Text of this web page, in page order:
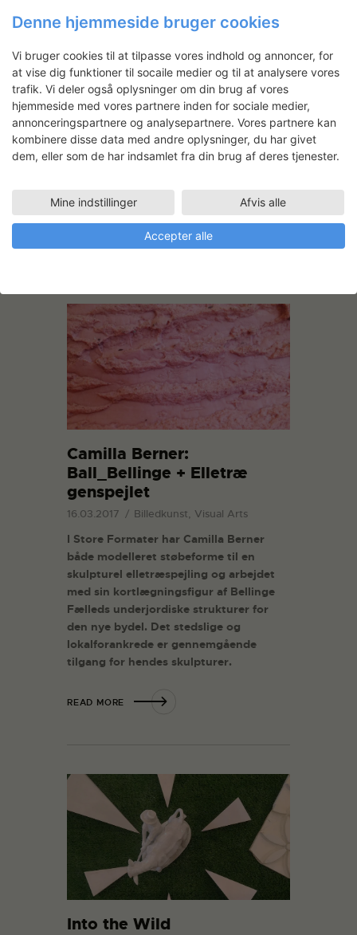
Naturen i en tynd tråd
30.06.2017 Billedkunst, Visual Arts
Den foranderlige og gådefulde natur
optager Lisbeth Nielsen Lyrstrand. Med
eksperimenter i latexaftryk,
gipsafstøbninger og balsameringer i
powertex kredser hendes værker om
udtryk.
Camilla Berner:
Ball_Bellinge + Elletræ
genspejlet
16.03.2017 Billedkunst, Visual Arts
I Store Formater har Camilla Berner
både modelleret støbeforme til en
skulpturel elletræspejling og arbejdet
med sin kortlægningsfigur af Bellinge
Fælleds underjordiske strukturer for
den nye bydel. Det stedslige og
lokalforankrede er gennemgående
tilgang for hendes skulpturer.
READ MORE
Into the Wild
Denne hjemmeside bruger cookies
Vi bruger cookies til at tilpasse vores indhold og annoncer, for
at vise dig funktioner til socaile medier og til at analysere vores
trafik. Vi deler også oplysninger om din brug af vores
hjemmeside med vores partnere inden for sociale medier,
annonceringspartnere og analysepartnere. Vores partnere kan
kombinere disse data med andre oplysninger, du har givet
dem, eller som de har indsamlet fra din brug af deres tjenester.
Mine indstillinger Afvis alle
Accepter alle